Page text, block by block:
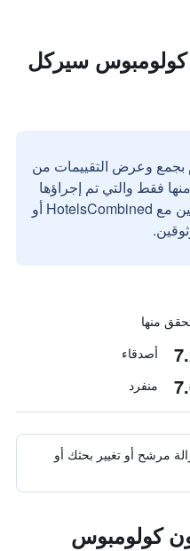
كولومبوس سيركل
بجمع وعرض التقييمات من
فقط والتي تم إجراؤها
بواسطة مستخدمين حقيقيين مع HotelsCombined أو
أصدقاء
منفرد
مرشح أو تغيير بحثك أو
كولومبوس